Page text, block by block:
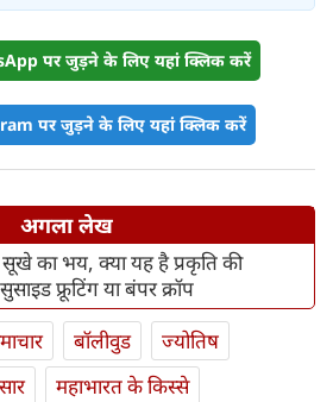
पर जुड़ने के लिए यहां क्लिक करें
पर जुड़ने के लिए यहां क्लिक करें
अगला लेख
सूखे का भय, क्या यह है प्रकृति की
फ्रूटिंग या बंपर क्रॉप
बॉलीवुड
ज्योतिष
महाभारत के किस्से